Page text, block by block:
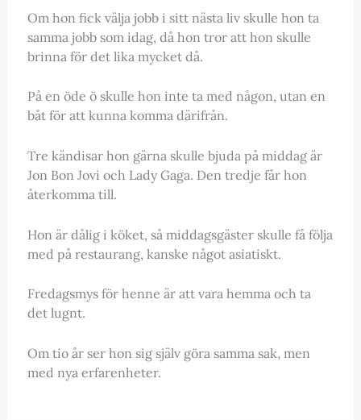
Om hon fick välja jobb i sitt nästa liv skulle hon ta
samma jobb som idag, då hon tror att hon skulle
brinna för det lika mycket då.
På en öde ö skulle hon inte ta med någon, utan en
båt för att kunna komma därifrån.
Tre kändisar hon gärna skulle bjuda på middag är
Jon Bon Jovi och Lady Gaga. Den tredje får hon
återkomma till.
Hon är dålig i köket, så middagsgäster skulle få följa
med på restaurang, kanske något asiatiskt.
Fredagsmys för henne är att vara hemma och ta
det lugnt.
Om tio år ser hon sig själv göra samma sak, men
med nya erfarenheter.